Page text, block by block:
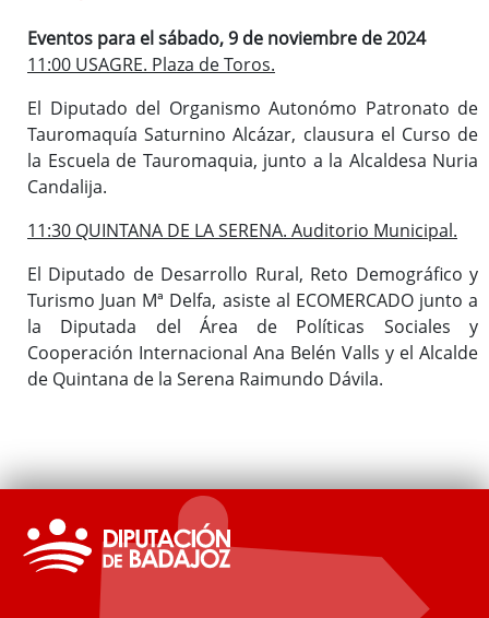
Eventos para el sábado, 9 de noviembre de 2024
11:00 USAGRE. Plaza de Toros.
El Diputado del Organismo Autonómo Patronato de
Tauromaquía Saturnino Alcázar, clausura el Curso de
la Escuela de Tauromaquia, junto a la Alcaldesa Nuria
Candalija.
11:30 QUINTANA DE LA SERENA. Auditorio Municipal.
El Diputado de Desarrollo Rural, Reto Demográfico y
Turismo Juan Mª Delfa, asiste al ECOMERCADO junto a
la Diputada del Área de Políticas Sociales y
Cooperación Internacional Ana Belén Valls y el Alcalde
de Quintana de la Serena Raimundo Dávila.